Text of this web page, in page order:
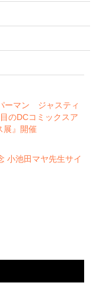
ーマン ジャスティ
のDCコミックスア
展』開催
小池田マヤ先生サイ